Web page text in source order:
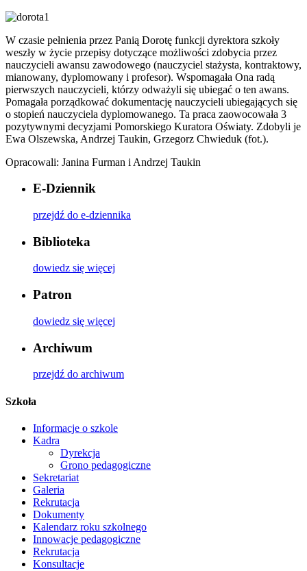
W czasie pełnienia przez Panią Dorotę funkcji dyrektora szkoły
weszły w życie przepisy dotyczące możliwości zdobycia przez
nauczycieli awansu zawodowego (nauczyciel stażysta, kontraktowy,
mianowany, dyplomowany i profesor). Wspomagała Ona radą
pierwszych nauczycieli, którzy odważyli się ubiegać o ten awans.
Pomagała porządkować dokumentację nauczycieli ubiegających się
o stopień nauczyciela dyplomowanego. Ta praca zaowocowała 3
pozytywnymi decyzjami Pomorskiego Kuratora Oświaty. Zdobyli je
Ewa Olszewska, Andrzej Taukin, Grzegorz Chwieduk (fot.).
Opracowali: Janina Furman i Andrzej Taukin
E-Dziennik
przejdź do e-dziennika
Biblioteka
dowiedz się więcej
Patron
dowiedz się więcej
Archiwum
przejdź do archiwum
Szkoła
Informacje o szkole
Kadra
Dyrekcja
Grono pedagogiczne
Sekretariat
Galeria
Rekrutacja
Dokumenty
Kalendarz roku szkolnego
Innowacje pedagogiczne
Rekrutacja
Konsultacje